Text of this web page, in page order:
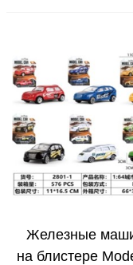
Железные
на блистере